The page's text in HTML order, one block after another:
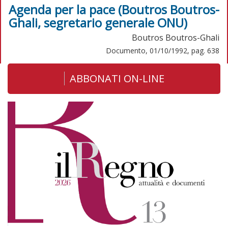
Agenda per la pace (Boutros Boutros-
Ghali, segretario generale ONU)
Boutros Boutros-Ghali
Documento, 01/10/1992, pag. 638
ABBONATI ON-LINE